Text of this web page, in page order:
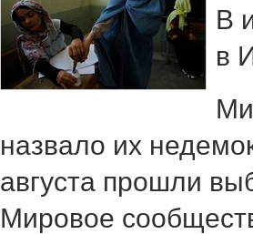
В
в
назвало их
августа прошли
Мировое